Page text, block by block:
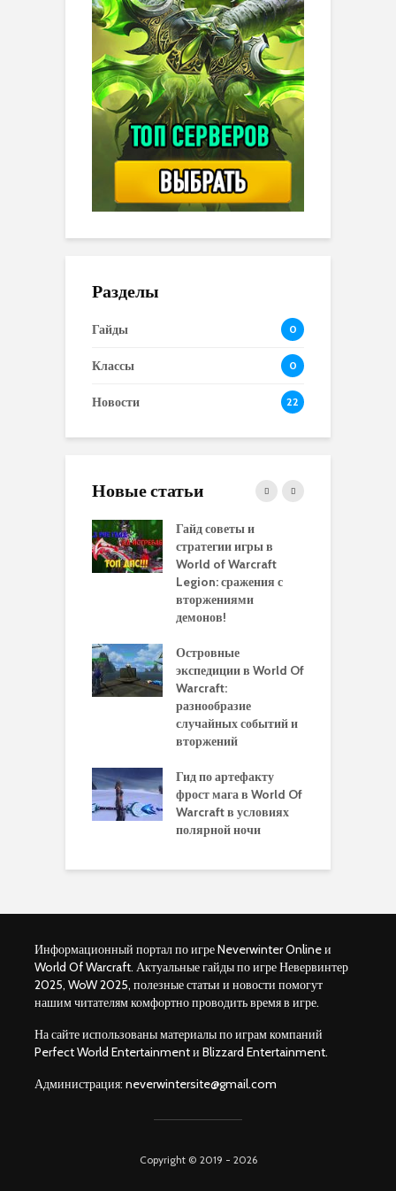
Разделы
Гайды 0
Классы 0
Новости 22
Новые статьи
Гайд советы и
стратегии игры в
World of Warcraft
Legion: сражения с
вторжениями
демонов!
Островные
экспедиции в World Of
Warcraft:
разнообразие
случайных событий и
вторжений
Гид по артефакту
фрост мага в World Of
Warcraft в условиях
полярной ночи
Информационный портал по игре Neverwinter Online и
World Of Warcraft. Актуальные гайды по игре Невервинтер
2025, WoW 2025, полезные статьи и новости помогут
нашим читателям комфортно проводить время в игре.
На сайте использованы материалы по играм компаний
Perfect World Entertainment и Blizzard Entertainment.
Администрация: neverwintersite@gmail.com
Copyright © 2019 - 2026